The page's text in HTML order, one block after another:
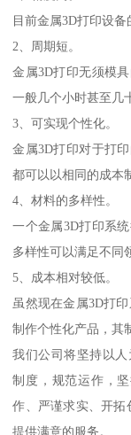
目前金属3D打印设备
2、周期短。
金属3D打印无须模
一般几个小时甚至几
3、可实现个性化。
金属3D打印对于打
都可以以相同的成本
4、材料的多样性。
一个金属3D打印系
多样性可以满足不同
5、成本相对较低。
虽然现在金属3D打
制作个性化产品，其
我们公司将坚持以
制度，规范运作，
作、严谨求实、开拓
提供满意的服务。